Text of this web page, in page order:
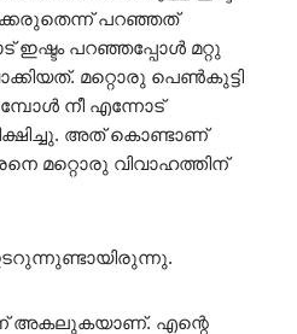
പറഞ്ഞത്
പറഞ്ഞപ്പോൾ മറ്റു
മറ്റൊരു പെൺകുട്ടി
നീ എന്നോട്
അത് കൊണ്ടാണ്
മറ്റൊരു വിവാഹത്തിന്
അകലുകയാണ്. എന്റെ